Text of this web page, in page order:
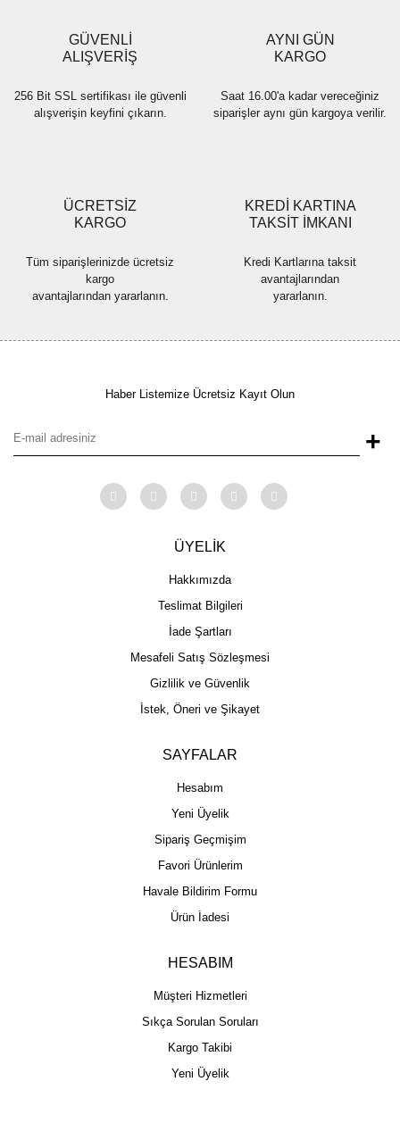
Ürün fiyatı diğer sitelerden daha pahalı.
Bu ürüne benzer farklı alternatifler olmalı.
GÜVENLİ
ALIŞVERİŞ
256 Bit SSL sertifikası ile güvenli
alışverişin keyfini çıkarın.
AYNI GÜN
KARGO
Saat 16.00'a kadar vereceğiniz
siparişler aynı gün kargoya verilir.
ÜCRETSİZ
KARGO
Tüm siparişlerinizde ücretsiz
kargo
avantajlarından yararlanın.
KREDİ KARTINA
TAKSİT İMKANI
Kredi Kartlarına taksit
avantajlarından
yararlanın.
Haber Listemize Ücretsiz Kayıt Olun
+
ÜYELİK
Hakkımızda
Teslimat Bilgileri
İade Şartları
Mesafeli Satış Sözleşmesi
Gizlilik ve Güvenlik
İstek, Öneri ve Şikayet
SAYFALAR
Hesabım
Yeni Üyelik
Sipariş Geçmişim
Favori Ürünlerim
Havale Bildirim Formu
Ürün İadesi
HESABIM
Müşteri Hizmetleri
Sıkça Sorulan Soruları
Kargo Takibi
Yeni Üyelik